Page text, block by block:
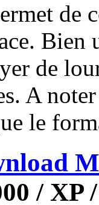
de
Bien
de
A
le
/ XP